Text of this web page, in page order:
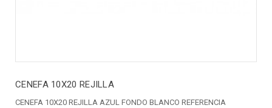
CENEFA 10X20 REJILLA
CENEFA 10X20 REJILLA AZUL FONDO BLANCO REFERENCIA